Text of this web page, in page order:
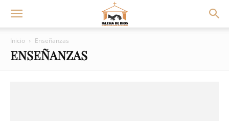
Inicio Enseñanzas
ENSEÑANZAS